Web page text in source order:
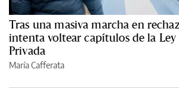
Tras una masiva marcha en
intenta voltear capítulos de la Ley
Privada
María Cafferata